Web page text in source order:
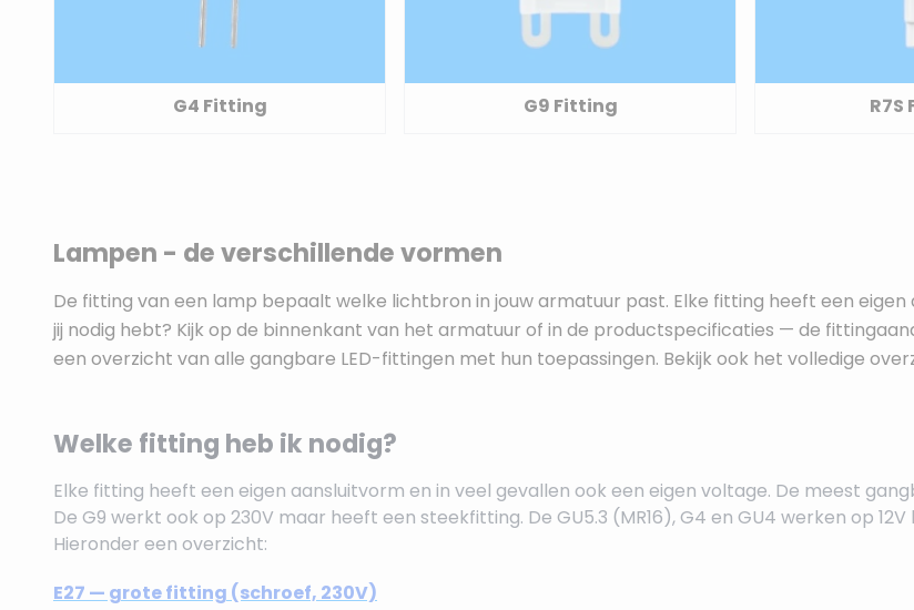
G4 Fitting G9 Fitting
Lampen - de verschillende vormen
De fitting van een lamp bepaalt welke lichtbron in jouw armatuur past. Elke fitting heeft een
jij nodig hebt? Kijk op de binnenkant van het armatuur of in de productspecificaties — de
een overzicht van alle gangbare LED-fittingen met hun toepassingen. Bekijk ook het volledige
Welke fitting heb ik nodig?
Elke fitting heeft een eigen aansluitvorm en in veel gevallen ook een eigen voltage. De meest
De G9 werkt ook op 230V maar heeft een steekfitting. De GU5.3 (MR16), G4 en GU4 werken op
Hieronder een overzicht:
E27 — grote fitting (schroef, 230V)